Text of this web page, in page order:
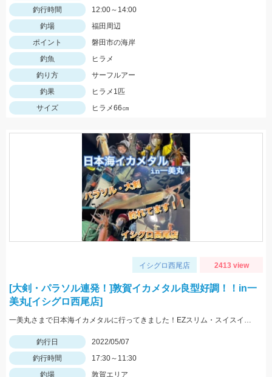
釣行時間
12:00～14:00
釣場
福田周辺
ポイント
磐田市の海岸
釣魚
ヒラメ
釣り方
サーフルアー
釣果
ヒラメ1匹
サイズ
ヒラメ66㎝
イシグロ西尾店 2413 view
[大剣・パラソル連発！]敦賀イカメタル良型好調！！in一
美丸[イシグロ西尾店]
一美丸さまで日本海イカメタルに行ってきました！EZスリム・スイスイドロッパーで大剣・パラソルマイカ＆良型ヤリイカGET！
釣行日
2022/05/07
釣行時間
17:30～11:30
釣場
敦賀エリア